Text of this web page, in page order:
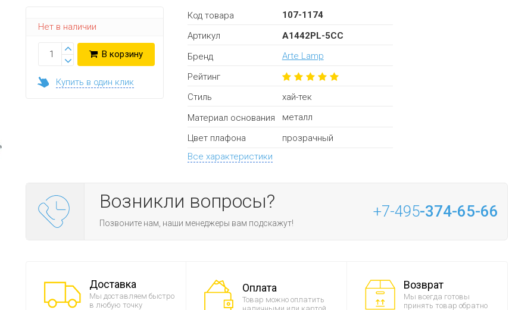
Нет в наличии
В корзину
Купить в один клик
Код товара
107-1174
Артикул
A1442PL-5CC
Бренд
Arte Lamp
Рейтинг
Стиль
хай-тек
Материал основания
металл
Цвет плафона
прозрачный
Все характеристики
Возникли вопросы?
Позвоните нам, наши менеджеры вам подскажут!
+7-495-374-65-66
Доставка
Мы доставляем быстро
в любую точку
Оплата
Товар можно оплатить
Возврат
Мы всегда готовы
принять товар обратно